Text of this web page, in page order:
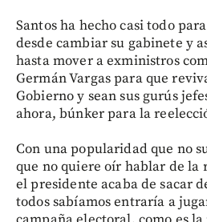
Santos ha hecho casi todo
desde cambiar su gabinete y
hasta mover a exministros
Germán Vargas para que
Gobierno y sean sus gurús
ahora, búnker para la
Con una popularidad que no
que no quiere oír hablar de la
el presidente acaba de sacar
todos sabíamos entraría a